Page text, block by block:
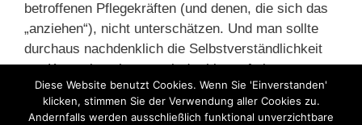
betroffenen Pflegekräften (und denen, die sich das
„anziehen“), nicht unterschätzen. Und man sollte
durchaus nachdenklich die Selbstverständlichkeit
zur Kenntnis nehmen, mit der hier auf eine
Aufopferungsbereitschaft der Pflegekräfte gesetzt
wird.
Diese Website benutzt Cookies. Wenn Sie 'Einverstanden'
klicken, stimmen Sie der Verwendung aller Cookies zu.
Andernfalls werden ausschließlich funktional unverzichtbare